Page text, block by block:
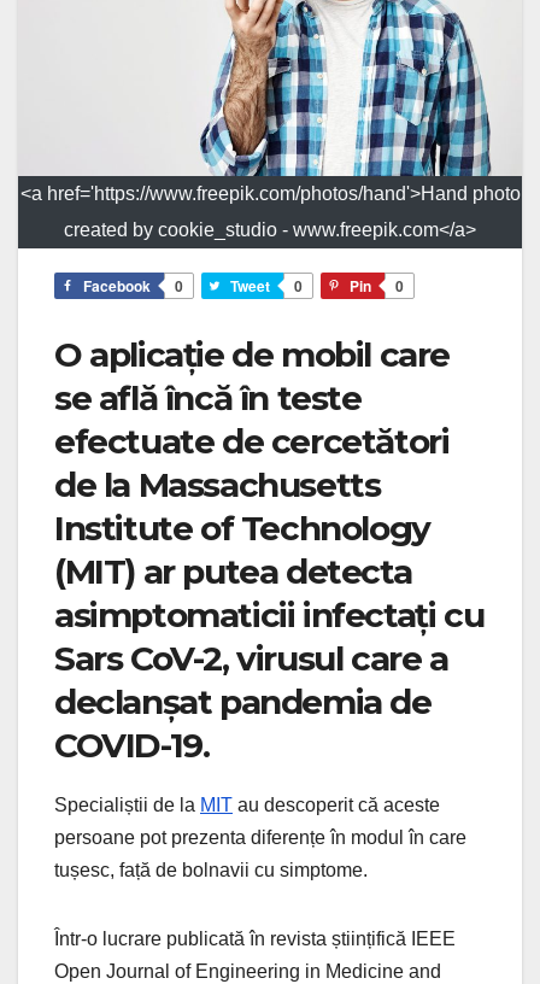
<a href='https://www.freepik.com/photos/hand'>Hand photo
created by cookie_studio - www.freepik.com</a>
Facebook 0 Tweet 0 Pin 0
O aplicație de mobil care
se află încă în teste
efectuate de cercetători
de la Massachusetts
Institute of Technology
(MIT) ar putea detecta
asimptomaticii infectați cu
Sars CoV-2, virusul care a
declanșat pandemia de
COVID-19.
Specialiștii de la MIT au descoperit că aceste
persoane pot prezenta diferențe în modul în care
tușesc, față de bolnavii cu simptome.
Într-o lucrare publicată în revista științifică IEEE
Open Journal of Engineering in Medicine and